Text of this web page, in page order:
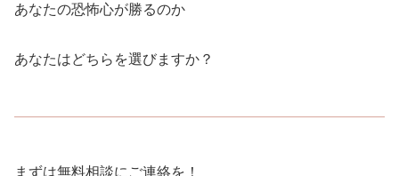
あなたの恐怖心が勝るのか
あなたはどちらを選びますか？
まずは無料相談にご連絡を！